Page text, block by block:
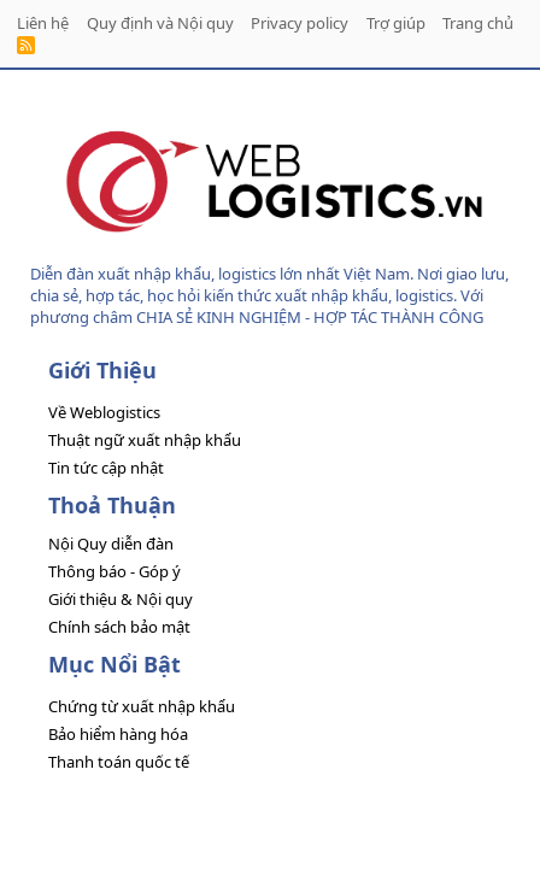
Liên hệ
Quy định và Nội quy Privacy policy Trợ giúp Trang chủ
R
Diễn đàn xuất nhập khẩu, logistics lớn nhất Việt Nam. Nơi giao lưu,
chia sẻ, hợp tác, học hỏi kiến thức xuất nhập khẩu, logistics. Với
phương châm CHIA SẺ KINH NGHIỆM - HỢP TÁC THÀNH CÔNG
Giới Thiệu
Về Weblogistics
Thuật ngữ xuất nhập khẩu
Tin tức cập nhật
Thoả Thuận
Nội Quy diễn đàn
Thông báo - Góp ý
Giới thiệu & Nội quy
Chính sách bảo mật
Mục Nổi Bật
Chứng từ xuất nhập khẩu
Bảo hiểm hàng hóa
Thanh toán quốc tế